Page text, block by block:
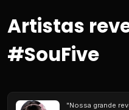
Artistas
#SouFive
"Nossa grande